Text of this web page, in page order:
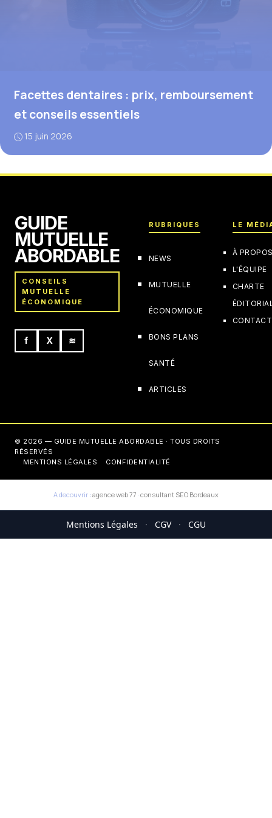
Facettes dentaires : prix, remboursement
et conseils essentiels
15 juin 2026
GUIDE
MUTUELLE
ABORDABLE
CONSEILS
MUTUELLE
ÉCONOMIQUE
f X ≋
RUBRIQUES
NEWS
MUTUELLE
ÉCONOMIQUE
BONS PLANS
SANTÉ
ARTICLES
LE
À
L'ÉQUIPE
CHARTE
CONTACT
© 2026 — GUIDE MUTUELLE ABORDABLE · TOUS DROITS
RÉSERVÉS
MENTIONS LÉGALES
CONFIDENTIALITÉ
A decouvrir : agence web 77 ·consultant SEO Bordeaux
Mentions Légales · CGV · CGU